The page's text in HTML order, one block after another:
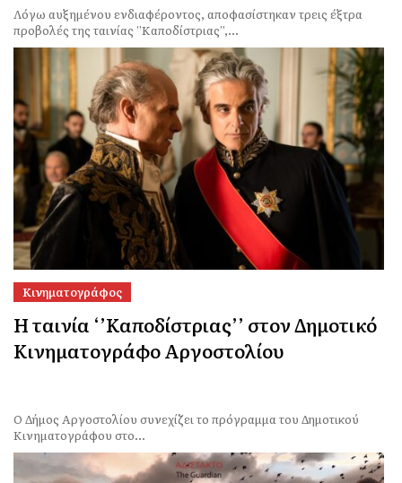
Λόγω αυξημένου ενδιαφέροντος, αποφασίστηκαν τρεις έξτρα
προβολές της ταινίας ”Καποδίστριας”,...
Κινηματογράφος
Η ταινία ‘’Καποδίστριας’’ στον Δημοτικό
Κινηματογράφο Αργοστολίου
Ο Δήμος Αργοστολίου συνεχίζει το πρόγραμμα του Δημοτικού
Κινηματογράφου στο...